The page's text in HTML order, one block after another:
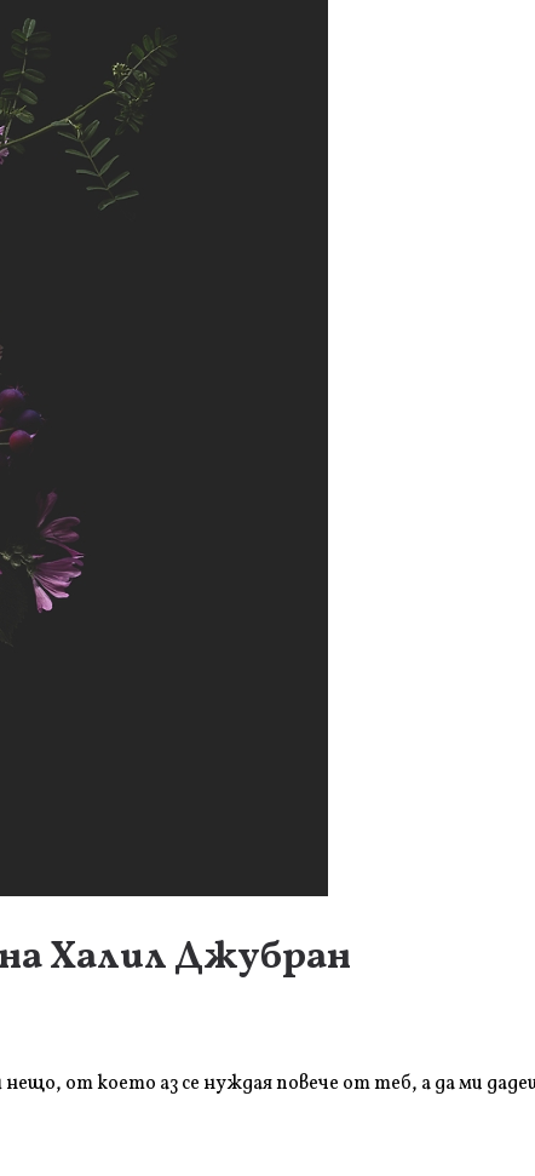
Халил Джубран
от което аз се нуждая повече от теб, а да ми